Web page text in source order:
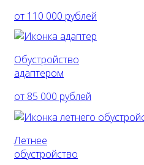
от 110 000 рублей
Обустройство
адаптером
от 85 000 рублей
Летнее
обустройство